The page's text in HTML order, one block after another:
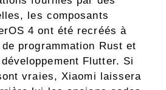
les composants
4 ont été recréés à
programmation Rust et
Flutter. Si
vraies, Xiaomi laissera